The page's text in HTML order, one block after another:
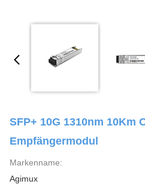
SFP+ 10G 1310nm 10Km
Empfängermodul
Markenname:
Agimux